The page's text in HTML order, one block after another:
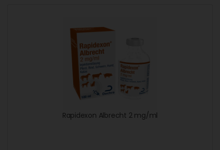
Rapidexon Albrecht 2 mg/ml